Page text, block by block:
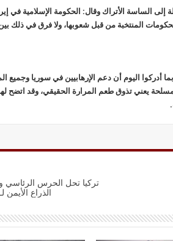
إلى الساسة الأتراك وقال: الحكومة الإسلامية في
المنتخبة من قبل شعوبها، ولا فرق في ذلك
أدركوا اليوم أن دعم الإرهابيين في سوريا وجميع
يعني تذوق طعم المرارة الحقيقي، وقد اتضح
تركيا تحل الحرس الرئاسي
الذراع الأيمن